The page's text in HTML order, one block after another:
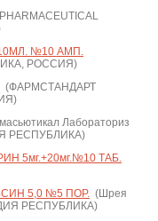
№10 АМП.
РОССИЯ)
(ФАРМСТАНДАРТ
Лабораториз
РЕСПУБЛИКА)
5мг.+20мг.№10 ТАБ.
5,0 №5 ПОР.(Шрея
РЕСПУБЛИКА)